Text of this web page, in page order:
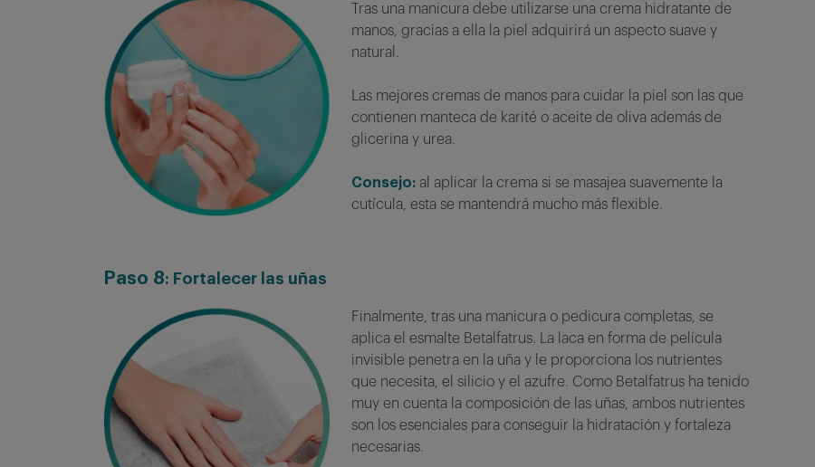
Tras una manicura debe utilizarse una crema hidratante de
manos, gracias a ella la piel adquirirá un aspecto suave y
natural.
Las mejores cremas de manos para cuidar la piel son las que
contienen manteca de karité o aceite de oliva además de
glicerina y urea.
Consejo: al aplicar la crema si se masajea suavemente la
cutícula, esta se mantendrá mucho más flexible.
Paso 8: Fortalecer las uñas
Finalmente, tras una manicura o pedicura completas, se
aplica el esmalte Betalfatrus.
La laca en forma de película
invisible penetra en la uña y le proporciona los nutrientes
que necesita, el silicio y el azufre. Como Betalfatrus ha tenido
muy en cuenta la composición de las uñas , ambos nutrientes
son los esenciales para conseguir la hidratación y fortaleza
necesarias.